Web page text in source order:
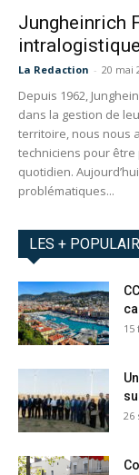
Jungheinrich
La Redaction - 20 mai
Depuis 1962,
dans la gestion de
territoire, nous nous
techniciens pour
quotidien.
problématiques...
LES +
15
26